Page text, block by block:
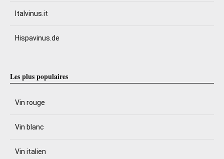
Italvinus.it
Hispavinus.de
Les plus populaires
Vin rouge
Vin blanc
Vin italien